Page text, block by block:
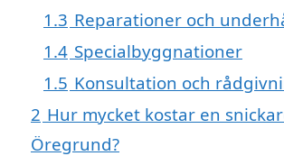
1.3 Reparationer och
1.4 Specialbyggnationer
1.5 Konsultation och
2 Hur mycket kostar en
Öregrund?